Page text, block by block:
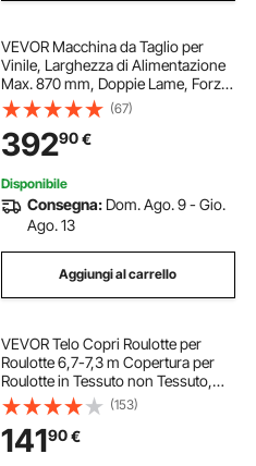
VEVOR Macchina da Taglio per
Vinile, Larghezza di Alimentazione
Max. 870 mm, Doppie Lame, Forza
e Velocità Regolabili, Display LED,
Stampante per Plotter da Taglio in
Vinile con Software Signmaster
(67)
39290€
Disponibile
Consegna: Dom. Ago. 9 - Gio.
Ago. 13
Aggiungi al carrello
VEVOR Telo Copri Roulotte per
Roulotte 6,7-7,3 m Copertura per
Roulotte in Tessuto non Tessuto,
Copertura per Roulotte
Impermeabile, Antivento,
Resistente a Sole con Custodia,
Toppe di Riparazione
(153)
14190€